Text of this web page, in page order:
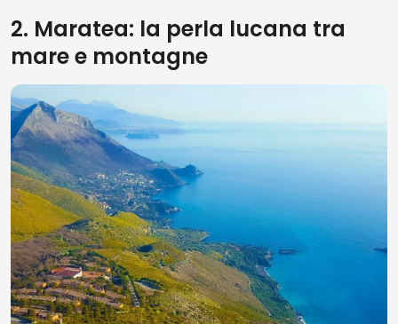
2. Maratea: la perla lucana tra
mare e montagne